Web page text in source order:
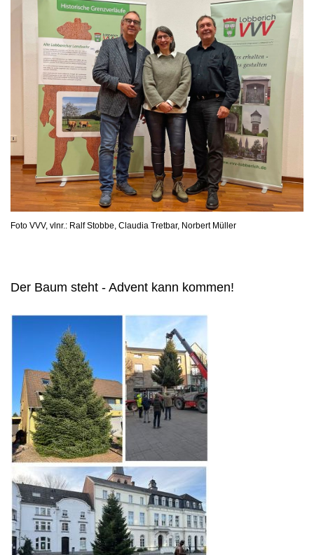
Foto VVV, vlnr.: Ralf Stobbe, Claudia Tretbar, Norbert Müller
Der Baum steht - Advent kann kommen!